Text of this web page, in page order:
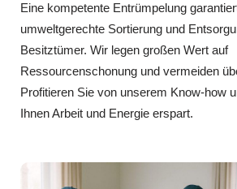
Eine kompetente Entrümpelung
umweltgerechte Sortierung und
Besitztümer. Wir legen großen Wert auf
Ressourcenschonung und vermeiden
Profitieren Sie von unserem Know-how
Ihnen Arbeit und Energie erspart.